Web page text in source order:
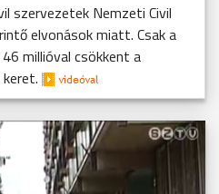
szervezetek Nemzeti Civil
elvonások miatt. Csak a
millióval csökkent a